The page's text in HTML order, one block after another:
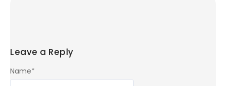
Leave a Reply
Name*